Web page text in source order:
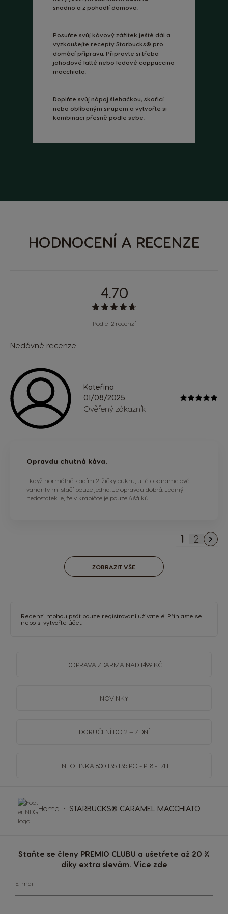
snadno a z pohodlí domova.
Posuňte svůj kávový zážitek ještě dál a
vyzkoušejte recepty Starbucks® pro
domácí přípravu. Připravte si třeba
jahodové latté nebo ledové cappuccino
macchiato.
Doplňte svůj nápoj šlehačkou, skořicí
nebo oblíbeným sirupem a vytvořte si
kombinaci přesně podle sebe.
HODNOCENÍ A RECENZE
4.70
Podle 12 recenzí
Nedávné recenze
Kateřina -
01/08/2025
Ověřený zákazník
Opravdu chutná káva.
I když normálně sladím 2 lžičky cukru, u této karamelové
varianty mi stačí pouze jedna. Je opravdu dobrá. Jediný
nedostatek je, že v krabičce je pouze 6 šálků.
Právě si
1 Stránka
2
ZOBRAZIT VŠE
Recenzi mohou psát pouze registrovaní uživatelé. Přihlaste se
nebo si vytvořte účet
DOPRAVA ZDARMA NAD 1499 KČ
NOVINKY
DORUČENÍ DO 2 – 7 DNÍ
INFOLINKA 800 135 135 PO - PI 8 - 17H
Staňte se členy PREMIO CLUBU a ušetřete až 20 %
díky extra slevám. Více zde
E-mail
Home STARBUCKS® CARAMEL MACCHIATO